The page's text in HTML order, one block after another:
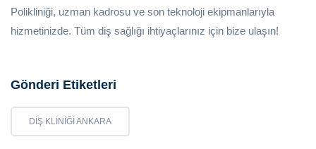
Polikliniği, uzman kadrosu ve son teknoloji ekipmanlarıyla
hizmetinizde. Tüm diş sağlığı ihtiyaçlarınız için bize ulaşın!
Gönderi Etiketleri
DIŞ KLINIĞI ANKARA